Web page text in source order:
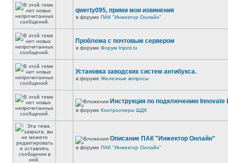
qwerty095, прими мои извинения
в форуме ПАК "Инжектор Онлайн"
Проблема с почтовым сервером
в форуме Форум Injonl.ru
Установка заводских систем антибукса.
в форуме Железные вопросы
Инструкция по подключению Innovate
в форуме Контроллеры ШДК
Описание ПАК "Инжектор Онлайн"
в форуме ПАК "Инжектор Онлайн"